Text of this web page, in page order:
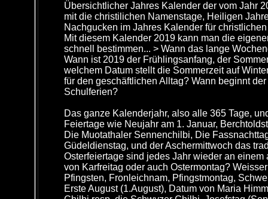
Übersichtlicher Jahres Kalender der vom Jahr
mit die christilichen Namenstage, Heiligen
Nachgucken im Jahres Kalender für
Mit diesem Kalender 2019 kann man die
schnell bestimmen... > Wann das lange
Wann ist 2019 der Frühlingsanfang, der
welchem Datum stellt die Sommerzeit auf
für den geschäftlichen Alltag? Wann beginnt
Schulferien?
Das ganze Kalenderjahr, also alle 365 Tage,
Feiertage wie Neujahr am 1. Januar,
Die Muotathaler Sennenchilbi, Die
Güdeldienstag, und der Aschermittwoch das
Osterfeiertage sind jedes Jahr wieder an
von Karfreitag oder auch Ostermontag?
Pfingsten, Fronleichnam, Pfingstmontag,
Erste August (1.August), Datum von Maria